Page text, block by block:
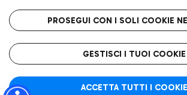
Roma FCO
L'aeroporto stellato
PROSEGUI CON I SOLI COOKIE
GESTISCI I TUOI COOKIE
ACCETTA TUTTI I COOKIE